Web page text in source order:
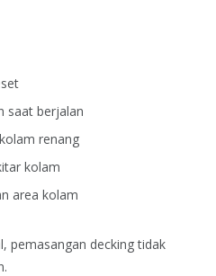
saat berjalan
renang
kolam
area kolam
pemasangan decking tidak